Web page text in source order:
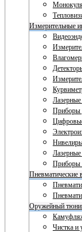
Измерительные
Приборы
Приборы
Пневматические
Оружейный
Чистка и